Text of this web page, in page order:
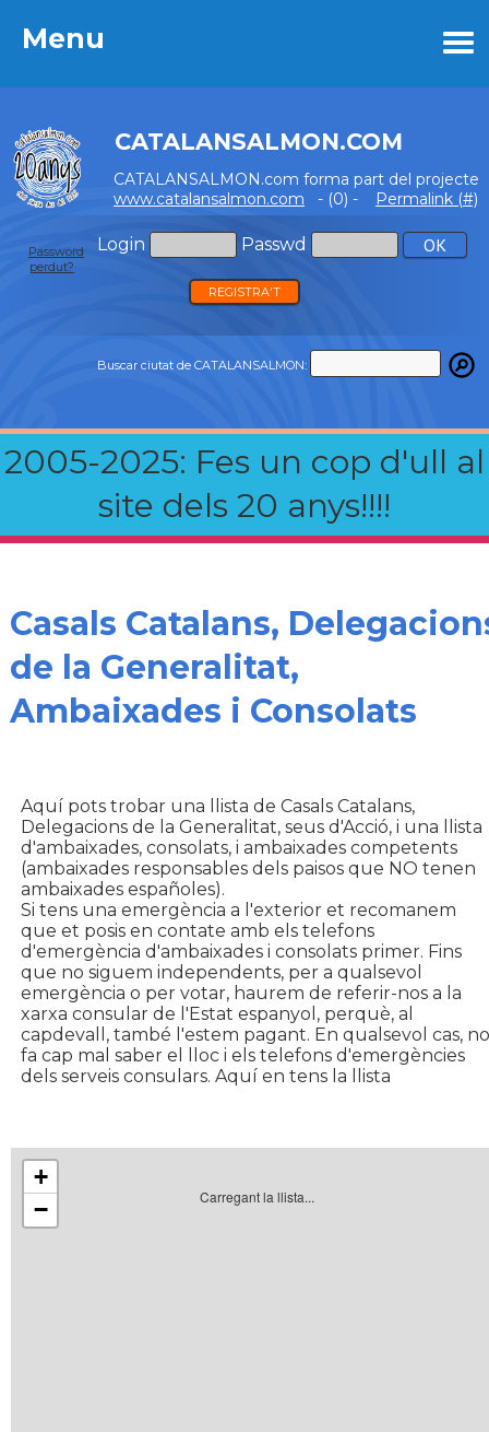
Menu
CATALANSALMON.COM
CATALANSALMON.com forma part del projecte
www.catalansalmon.com - (0) - Permalink (#)
Login Passwd
Password
perdut?
REGISTRA'T
Buscar ciutat de CATALANSALMON:
2005-2025: Fes un cop d'ull al
site dels 20 anys!!!!
Menu
Casals Catalans,
de la Generalitat,
Ambaixades i Consolats
Aquí pots trobar una llista de Casals Catalans,
Delegacions de la Generalitat, seus d'Acció, i una llista
d'ambaixades, consolats, i ambaixades competents
(ambaixades responsables dels paisos que NO tenen
ambaixades españoles).
Si tens una emergència a l'exterior et recomanem
que et posis en contate amb els telefons
d'emergència d'ambaixades i consolats primer. Fins
que no siguem independents, per a qualsevol
emergència o per votar, haurem de referir-nos a la
xarxa consular de l'Estat espanyol, perquè, al
capdevall, també l'estem pagant. En qualsevol cas, no
fa cap mal saber el lloc i els telefons d'emergències
dels serveis consulars. Aquí en tens la llista
Carregant la llista...
+
−